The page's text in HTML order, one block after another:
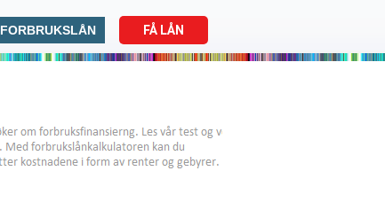
FORBRUKSLÅN FÅ LÅN